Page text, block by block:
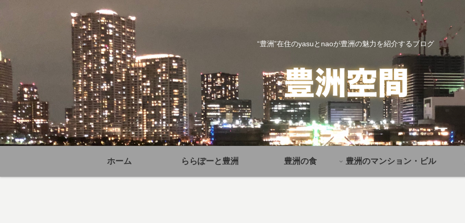
“豊洲”在住のyasuとnaoが豊洲の魅力を紹介するブログ
ホーム ららぽーと豊洲 豊洲の食 豊洲のマンション・ビル